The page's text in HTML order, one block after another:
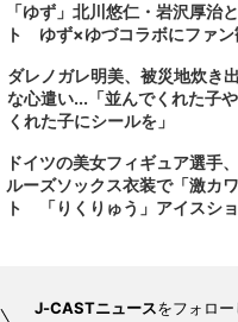
「ゆず」北川悠仁・岩沢厚治
ト ゆず×ゆづコラボにファン
ダレノガレ明美、被災地炊き
な心遣い...「並んでくれた子
くれた子にシールを」
ドイツの美女フィギュア選手
ルーズソックス衣装で「激カ
ト 「りくりゅう」アイスシ
J-CASTニュースをフォロー